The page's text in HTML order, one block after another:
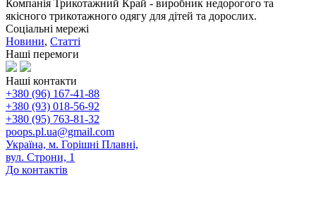
Компанія Трикотажний Край - виробник недорогого та
якісного трикотажного одягу для дітей та дорослих.
Соціальні мережі
Новини, Статті
Наші перемоги
Наші контакти
+380 (96) 167-41-88
+380 (93) 018-56-92
+380 (95) 763-81-32
poops.pl.ua@gmail.com
Україна, м. Горішні Плавні,
вул. Строни, 1
До контактів